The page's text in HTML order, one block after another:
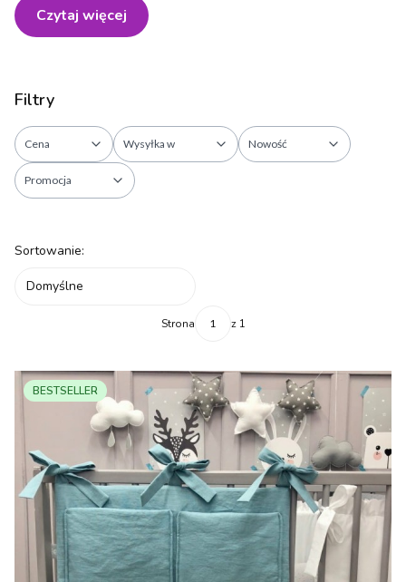
Czytaj więcej
Filtry
Cena Wysyłka w Nowość
Promocja
Lista produktów
Sortowanie:
Domyślne
Strona z 1
BESTSELLER